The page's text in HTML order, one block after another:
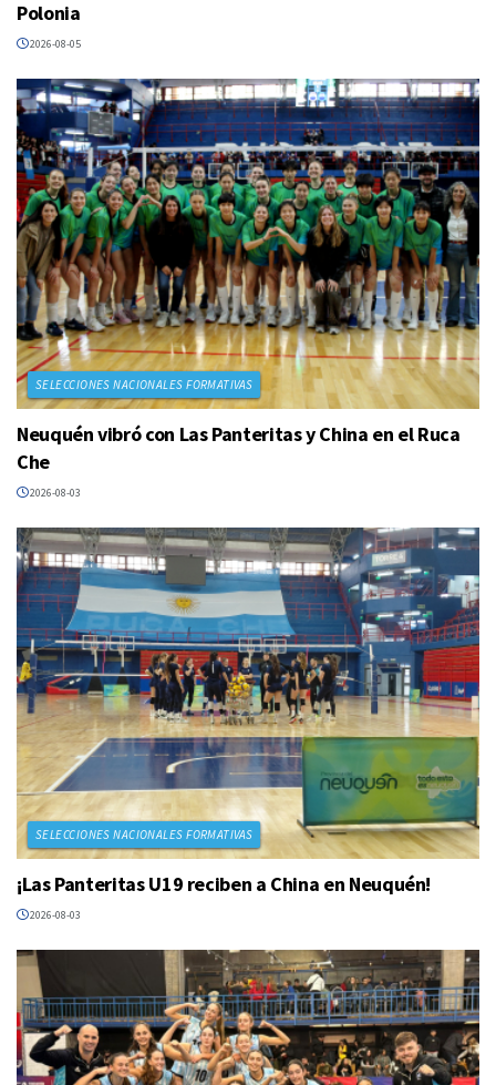
Polonia
2026-08-05
SELECCIONES NACIONALES FORMATIVAS
Neuquén vibró con Las Panteritas y China en el Ruca
Che
2026-08-03
SELECCIONES NACIONALES FORMATIVAS
¡Las Panteritas U19 reciben a China en Neuquén!
2026-08-03